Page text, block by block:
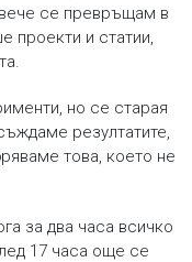
се превръщам в
проекти и статии,
но се старая
резултатите,
това, което не
за два часа всичко
17 часа още се